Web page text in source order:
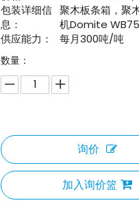
包装详细信
息：
聚木板条箱，聚
机Domite WB75
供应能力：
每月300吨/吨
数量：
询价
加入询价篮